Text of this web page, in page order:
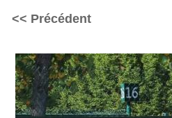
<< Précédent